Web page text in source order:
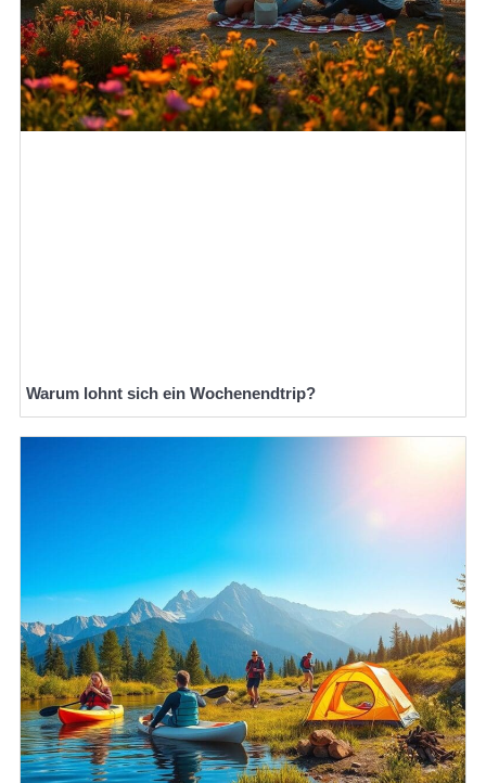
Warum lohnt sich ein Wochenendtrip?